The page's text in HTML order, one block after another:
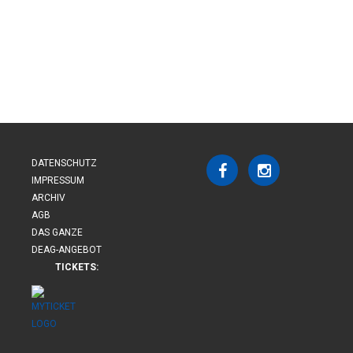
DATENSCHUTZ
IMPRESSUM
ARCHIV
AGB
DAS GANZE
DEAG-ANGEBOT
TICKETS: